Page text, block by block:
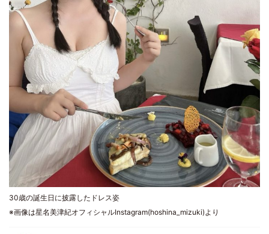
30歳の誕生日に披露したドレス姿
※画像は星名美津紀オフィシャルInstagram(hoshina_mizuki)より